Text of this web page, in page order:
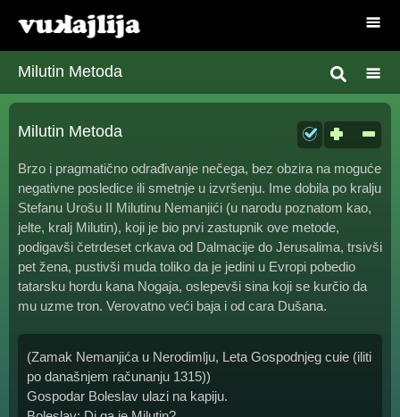
Milutin Metoda
Milutin Metoda
Brzo i pragmatično odrađivanje nečega, bez obzira na moguće
negativne posledice ili smetnje u izvršenju. Ime dobila po kralju
Stefanu Urošu II Milutinu Nemanjići (u narodu poznatom kao,
jelte, kralj Milutin), koji je bio prvi zastupnik ove metode,
podigavši četrdeset crkava od Dalmacije do Jerusalima, trsivši
pet žena, pustivši muda toliko da je jedini u Evropi pobedio
tatarsku hordu kana Nogaja, oslepevši sina koji se kurčio da
mu uzme tron. Verovatno veći baja i od cara Dušana.
(Zamak Nemanjića u Nerodimlju, Leta Gospodnjeg cuie (iliti
po današnjem računanju 1315))
Gospodar Boleslav ulazi na kapiju.